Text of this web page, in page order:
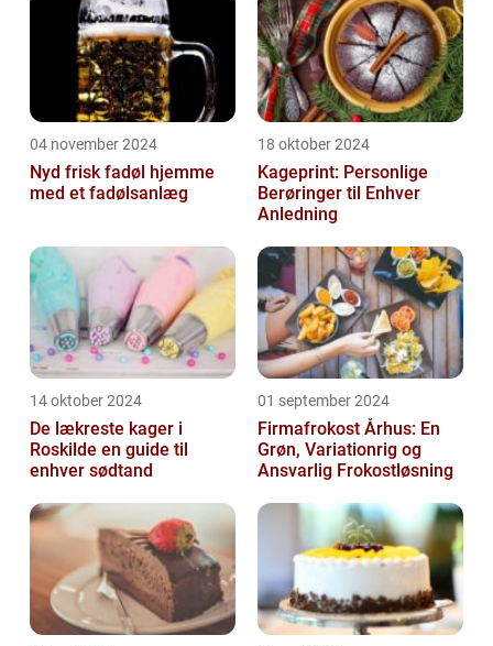
04 november 2024
Nyd frisk fadøl hjemme
med et fadølsanlæg
18 oktober 2024
Kageprint: Personlige
Berøringer til Enhver
Anledning
14 oktober 2024
De lækreste kager i
Roskilde en guide til
enhver sødtand
01 september 2024
Firmafrokost Århus: En
Grøn, Variationrig og
Ansvarlig Frokostløsning